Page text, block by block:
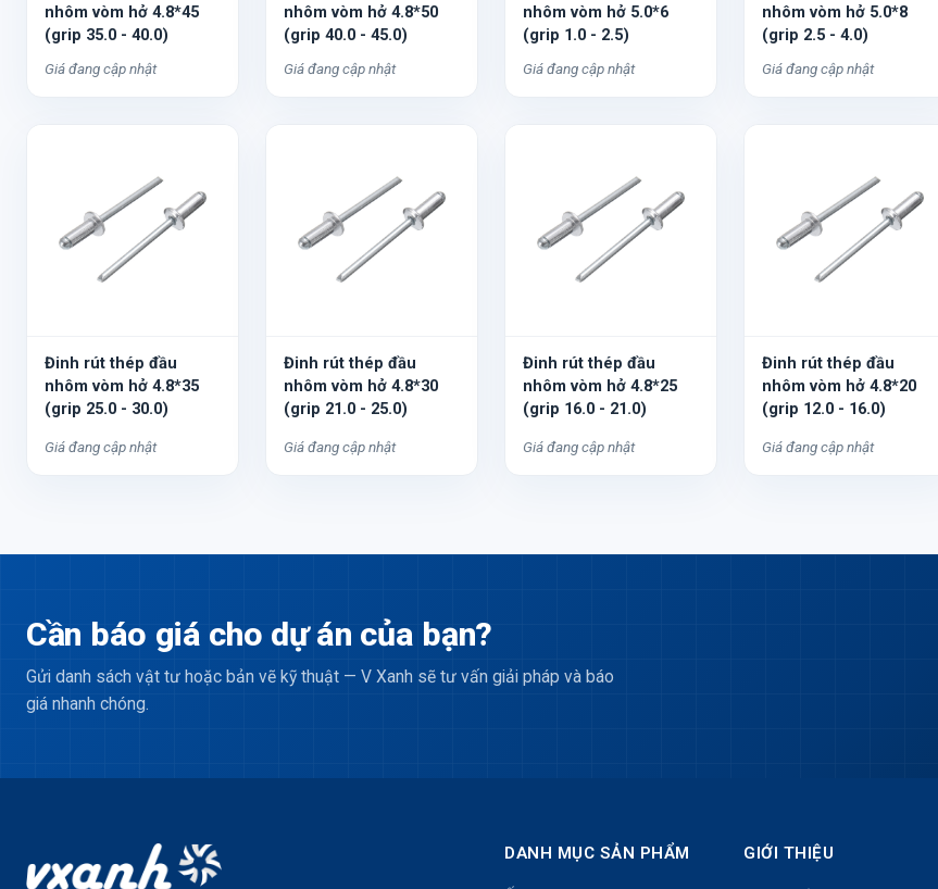
nhôm vòm hở 4.8*45
(grip 35.0 - 40.0)
Giá đang cập nhật
nhôm vòm hở 4.8*50
(grip 40.0 - 45.0)
Giá đang cập nhật
nhôm vòm hở 5.0*6
(grip 1.0 - 2.5)
Giá đang cập nhật
nhôm vòm hở 5.0*8
(grip 2.5 - 4.0)
Giá đang cập nhật
Đinh rút thép đầu
nhôm vòm hở 4.8*35
(grip 25.0 - 30.0)
Giá đang cập nhật
Đinh rút thép đầu
nhôm vòm hở 4.8*30
(grip 21.0 - 25.0)
Giá đang cập nhật
Đinh rút thép đầu
nhôm vòm hở 4.8*25
(grip 16.0 - 21.0)
Giá đang cập nhật
Đinh rút thép đầu
nhôm vòm hở 4.8*20
(grip 12.0 - 16.0)
Giá đang cập nhật
Cần báo giá cho dự án của bạn?
Gửi danh sách vật tư hoặc bản vẽ kỹ thuật — V Xanh sẽ tư vấn giải pháp và báo
giá nhanh chóng.
DANH MỤC SẢN PHẨM GIỚI THIỆU